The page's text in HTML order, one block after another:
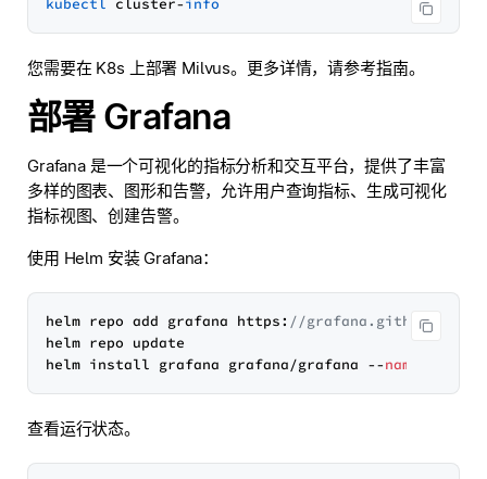
kubectl cluster-info
您需要在 K8s 上部署 Milvus。更多详情，请参考指南。
部署 Grafana
Grafana 是一个可视化的指标分析和交互平台，提供了丰富
多样的图表、图形和告警，允许用户查询指标、生成可视化
指标视图、创建告警。
使用 Helm 安装 Grafana：
helm repo add grafana https: //grafana.github.io/
helm repo update
helm install grafana grafana/grafana --namespace
查看运行状态。